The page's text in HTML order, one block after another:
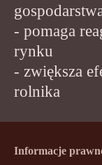
- pomaga
rynku
- zwiększa
rolnika
Informacje